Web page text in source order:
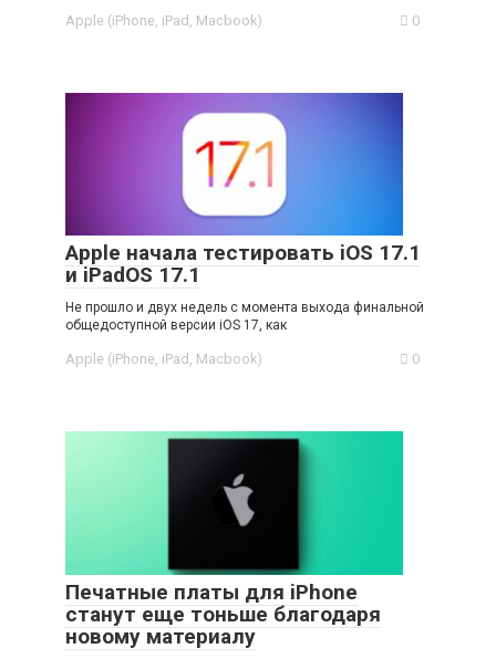
Apple (iPhone, iPad, Macbook) 0
Apple начала тестировать iOS 17.1
и iPadOS 17.1
Не прошло и двух недель с момента выхода финальной
общедоступной версии iOS 17, как
Apple (iPhone, iPad, Macbook) 0
Печатные платы для iPhone
станут еще тоньше благодаря
новому материалу